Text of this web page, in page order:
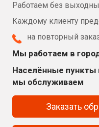
Работаем без
Каждому клиенту
на повторный
Мы работаем в
Населённые пункты
мы обслуживаем